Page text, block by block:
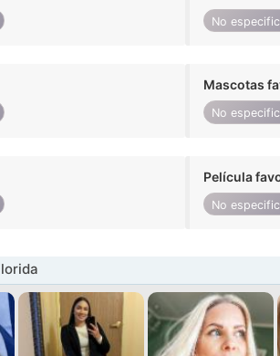
No
Mascotas
No
Película
No